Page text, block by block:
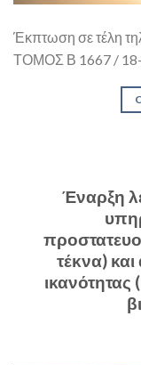
Έκπτωση σε τέλη
ΤΟΜΟΣ Β 1667 /
Έναρξη
τέκνα)